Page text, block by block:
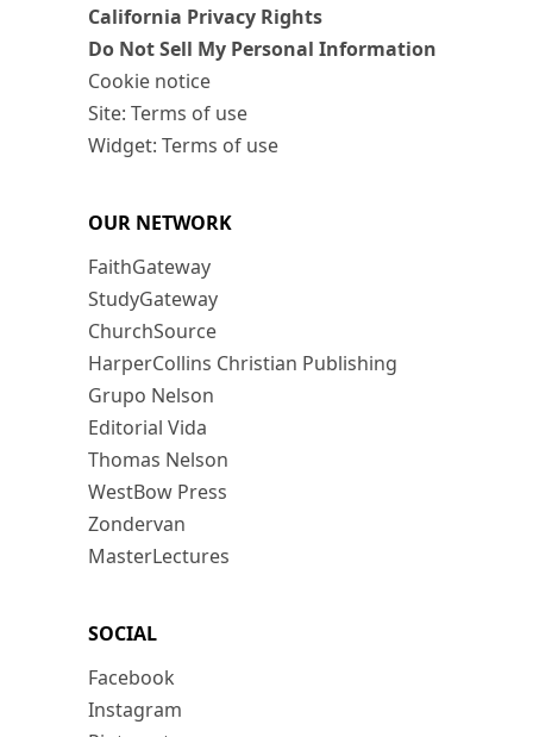
California Privacy Rights
Do Not Sell My Personal Information
Cookie notice
Site: Terms of use
Widget: Terms of use
OUR NETWORK
FaithGateway
StudyGateway
ChurchSource
HarperCollins Christian Publishing
Grupo Nelson
Editorial Vida
Thomas Nelson
WestBow Press
Zondervan
MasterLectures
SOCIAL
Facebook
Instagram